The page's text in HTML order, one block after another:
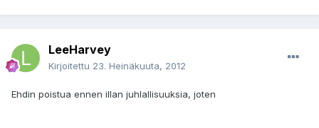
LeeHarvey
Kirjoitettu 23. Heinäkuuta, 2012
Ehdin poistua ennen illan juhlallisuuksia, joten